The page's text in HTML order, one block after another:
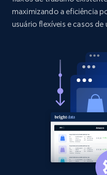
Etsy - Collects data
URL, Product id,
Amazon products
Asin, URL, Name,
price, Currency, Sold,
maximizando a eficiência
usuário flexíveis e casos